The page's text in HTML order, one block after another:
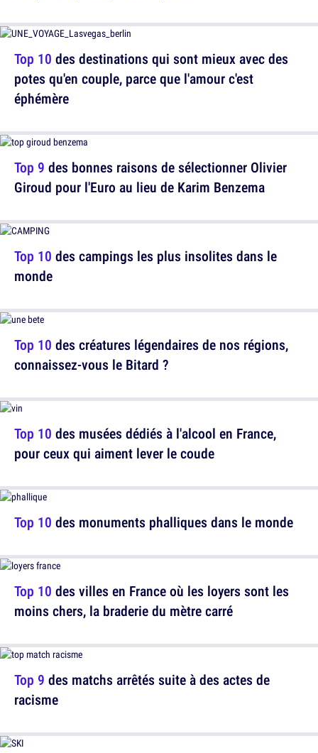
Top 10 des destinations qui sont mieux avec des
potes qu'en couple, parce que l'amour c'est
éphémère
Top 10 des campings les plus insolites dans le
monde
Top 10 des musées dédiés à l'alcool en France,
pour ceux qui aiment lever le coude
Top 10 des villes en France où les loyers sont les
moins chers, la braderie du mètre carré
Top 9 des bonnes raisons de sélectionner Olivier
Giroud pour l'Euro au lieu de Karim Benzema
Top 10 des créatures légendaires de nos régions,
connaissez-vous le Bitard ?
Top 10 des monuments phalliques dans le monde
Top 9 des matchs arrêtés suite à des actes de
racisme